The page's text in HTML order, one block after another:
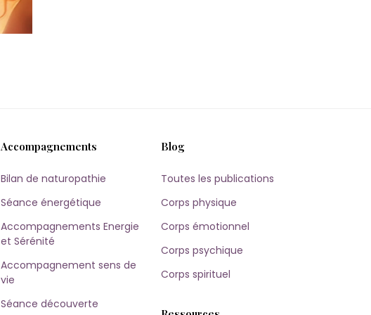
Accompagnements
Bilan de naturopathie
Séance énergétique
Accompagnements Energie
et Sérénité
Accompagnement sens de
vie
Séance découverte
Blog
Toutes les publications
Corps physique
Corps émotionnel
Corps psychique
Corps spirituel